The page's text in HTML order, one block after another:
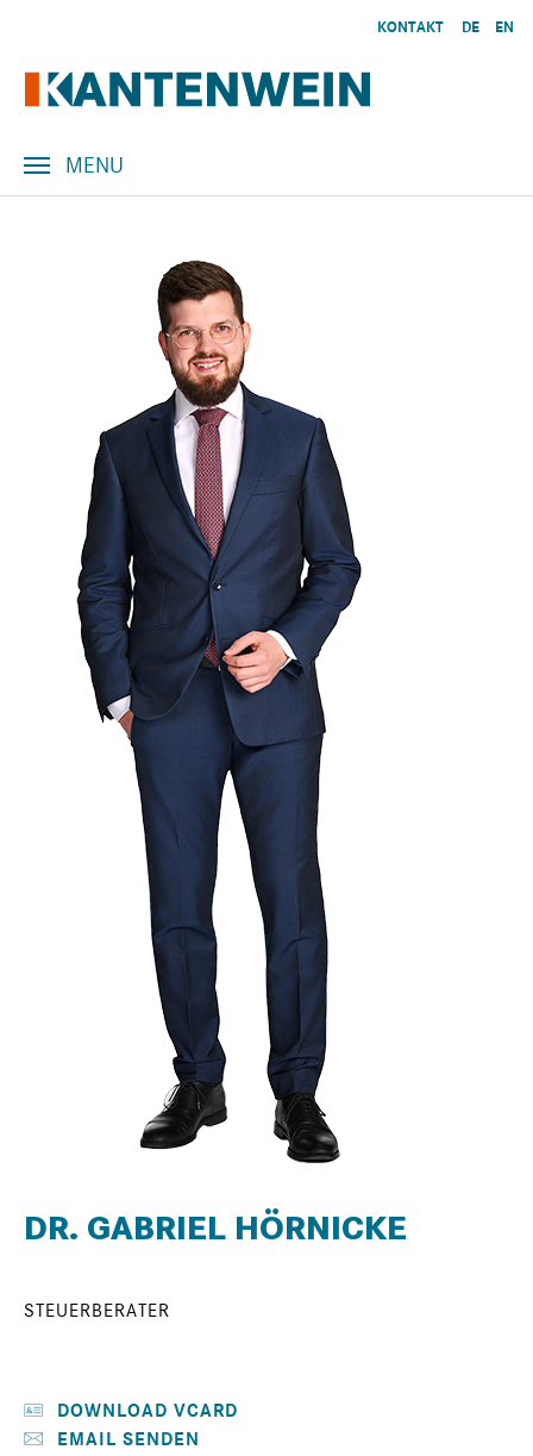
KONTAKT DE EN
MENU
DR. GABRIEL HÖRNICKE
STEUERBERATER
DOWNLOAD VCARD
EMAIL SENDEN